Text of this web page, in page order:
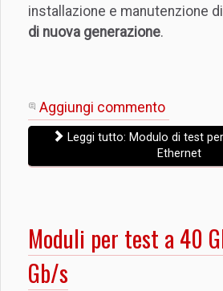
installazione e manutenzione di
di nuova generazione.
Aggiungi commento
Leggi tutto: Modulo di test
Ethernet
Moduli per test a 40
Gb/s